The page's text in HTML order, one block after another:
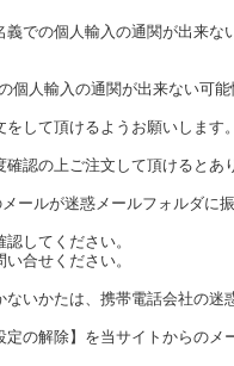
での個人輸入の通関が出来な
人輸入の通関が出来ない可能
して頂けるようお願いします。
認の上ご注文して頂けるとあ
ールが迷惑メールフォルダに
してください。
合せください。
いかたは、携帯電話会社の迷
の解除】を当サイトからのメ